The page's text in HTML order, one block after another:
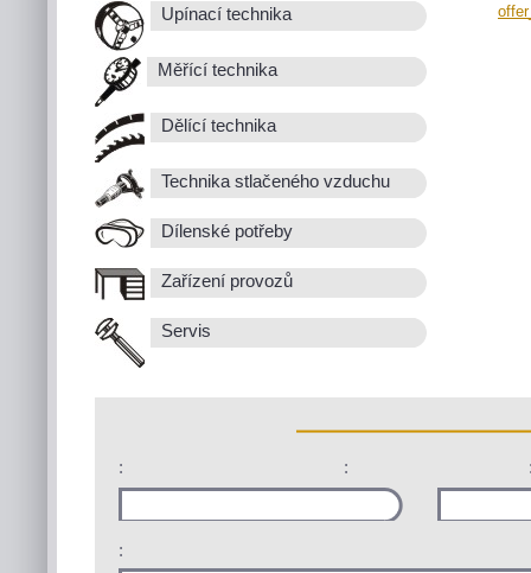
Upínací technika
Měřící technika
Dělící technika
Technika stlačeného vzduchu
Dílenské potřeby
Zařízení provozů
Servis
: :
: